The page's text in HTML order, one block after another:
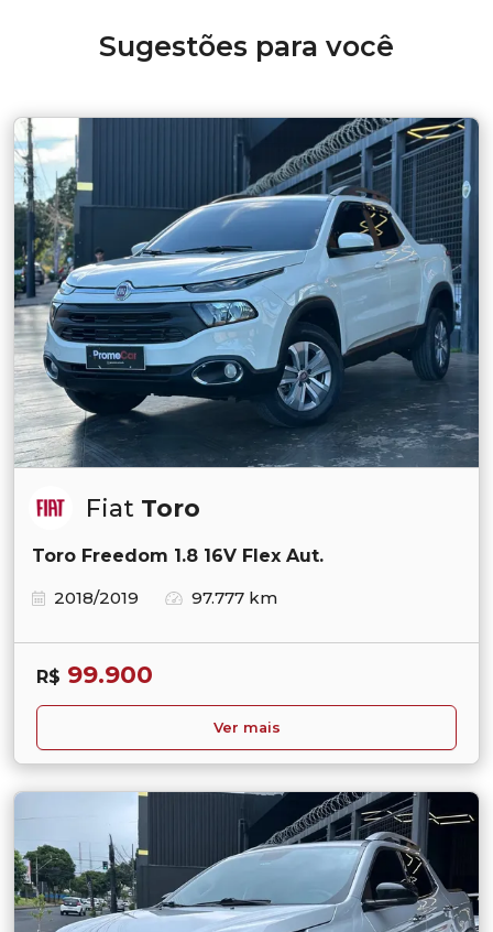
Sugestões para você
Fiat Toro
Toro Freedom 1.8 16V Flex Aut.
2018/2019
97.777 km
R$ 99.900
Ver mais